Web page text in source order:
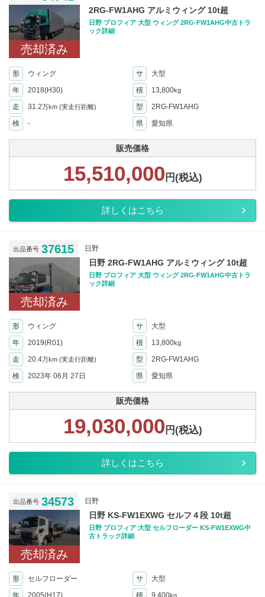
売却済み
2RG-FW1AHG アルミウィング 10t超
日野 プロフィア 大型 ウィング 2RG-FW1AHG中古トラ
ック詳細
形 ウィング サ
大型
年
2018(H30) 積 13,800kg
走 31.2万km (実走行距離) 型
2RG-FW1AHG
検
- 県 愛知県
販売価格
15,510,000 円(税込)
詳しくはこちら
出品番号 37615 日野
売却済み
日野 2RG-FW1AHG アルミウィング 10t超
日野 プロフィア 大型 ウィング 2RG-FW1AHG中古トラ
ック詳細
形 ウィング サ
大型
年
2019(R01) 積 13,800kg
走 20.4万km (実走行距離) 型
2RG-FW1AHG
検
2023年 06月 27日 県 愛知県
販売価格
19,030,000 円(税込)
詳しくはこちら
出品番号 34573 日野
売却済み
日野 KS-FW1EXWG セルフ４段 10t超
日野 プロフィア 大型 セルフローダー KS-FW1EXWG中
古トラック詳細
形 セルフローダー サ
大型
年
2005(H17) 積 9,400kg